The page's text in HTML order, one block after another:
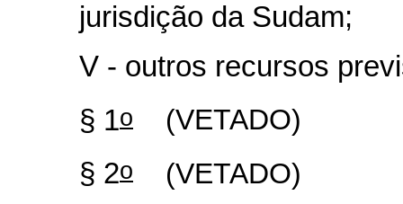
jurisdição da Sudam;
V - outros recursos
§ 1o
(VETADO)
§ 2o
(VETADO)